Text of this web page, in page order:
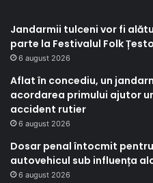
Jandarmii tulceni vor fi
parte la Festivalul Folk
6 august 2026
Aflat în concediu, un
acordarea primului ajutor
accident rutier
6 august 2026
Dosar penal întocmit
autovehicul sub influența
6 august 2026